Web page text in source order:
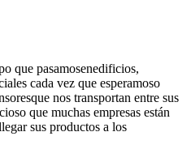
que pasamosenedificios,
cada vez que esperamoso
nos transportan entre sus
que muchas empresas están
sus productos a los